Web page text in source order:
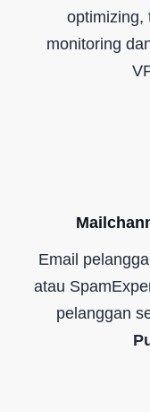
optimizing,
monitoring
Email
atau
pelanggan